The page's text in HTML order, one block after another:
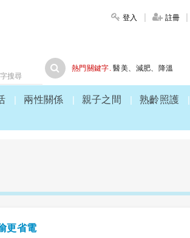
登入 註冊
熱門關鍵字. 醫美、 減肥、 降溫
兩性關係 親子之間 熟齡照護
更省電